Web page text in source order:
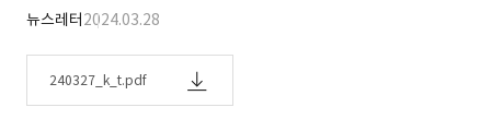
뉴스레터2024.03.28
240327_k_t.pdf